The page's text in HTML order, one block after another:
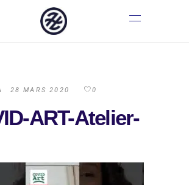
28 MARS 2020 0
ART-Atelier-